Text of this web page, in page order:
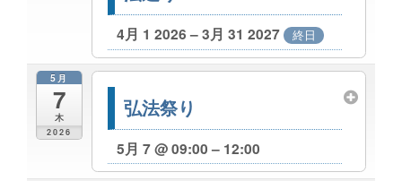
4月 1 2026 – 3月 31 2027 終日
5月
7
木
2026
弘法祭り
5月 7 @ 09:00 – 12:00